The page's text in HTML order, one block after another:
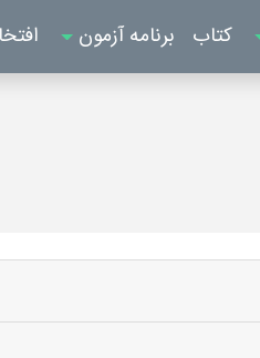
کتاب برنامه آزمون